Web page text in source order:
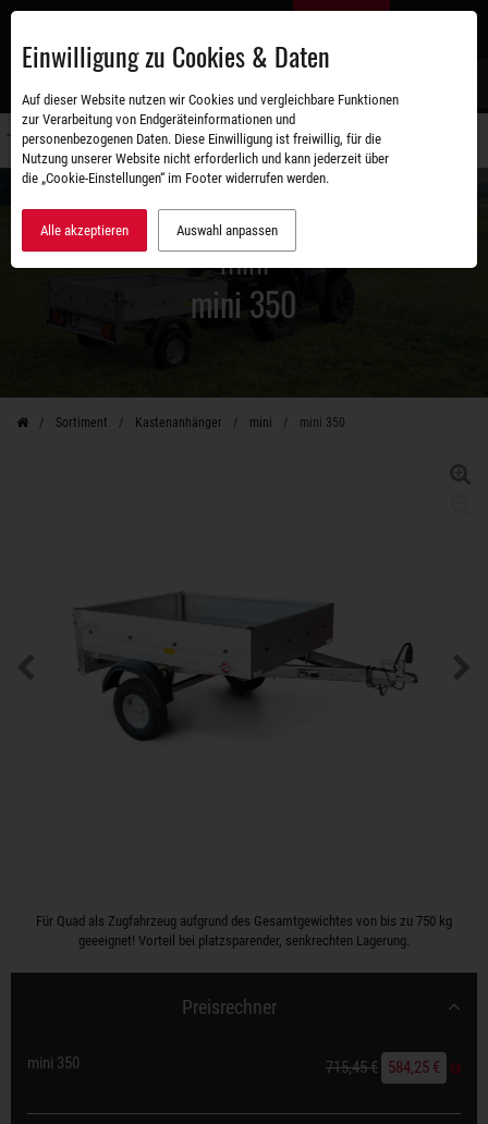
Zum
mini
mini 350
Sortiment Kastenanhänger mini mini 350
Für Quad als Zugfahrzeug aufgrund des Gesamtgewichtes von bis zu 750 kg
geeeignet! Vorteil bei platzsparender, senkrechten Lagerung.
Preisrechner
mini 350 715,45 € 584,25 €
Einwilligung zu Cookies & Daten
Auf dieser Website nutzen wir Cookies und vergleichbare Funktionen
zur Verarbeitung von Endgeräteinformationen und
personenbezogenen Daten. Diese Einwilligung ist freiwillig, für die
Nutzung unserer Website nicht erforderlich und kann jederzeit über
die „Cookie-Einstellungen“ im Footer widerrufen werden.
Alle akzeptieren Auswahl anpassen